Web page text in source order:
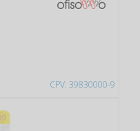
CPV: 39830000-9